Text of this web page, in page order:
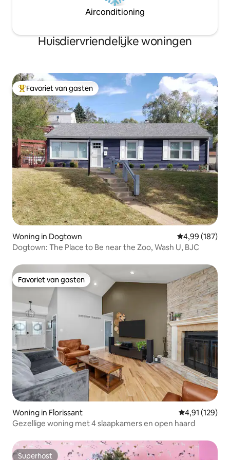
Airconditioning
Huisdiervriendelijke woningen
Topfavoriet van gasten
Favoriet van gasten
Woning in Dogtown Gemiddelde
4,99 (187)
Dogtown: The Place to Be near the Zoo, Wash U, BJC
Favoriet van gasten
Favoriet van gasten
Woning in Florissant Gemiddelde
4,91 (129)
Gezellige woning met 4 slaapkamers en open haard
Superhost